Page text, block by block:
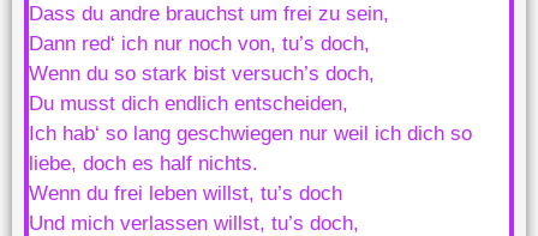
Dass du andre brauchst um frei zu sein,
Dann red‘ ich nur noch von, tu’s doch,
Wenn du so stark bist versuch’s doch,
Du musst dich endlich entscheiden,
Ich hab‘ so lang geschwiegen nur weil ich dich so
liebe, doch es half nichts.
Wenn du frei leben willst, tu’s doch
Und mich verlassen willst, tu’s doch,